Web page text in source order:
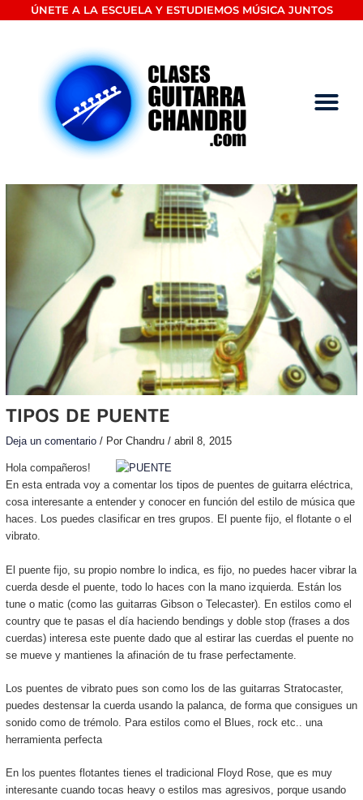
ÚNETE A LA ESCUELA Y ESTUDIEMOS MÚSICA JUNTOS
TIPOS DE PUENTE
Deja un comentario / Por Chandru / abril 8, 2015
Hol a compañeros!
En esta entrada voy a comentar los tipos de puentes de guitarra eléctrica,
cosa interesante a entender y conocer en función del estilo de música que
haces. Los puedes clasificar en tres grupos. El puente fijo, el flotante o el
vibrato.
El puente fijo, su propio nombre lo indica, es fijo, no puedes hacer vibrar la
cuerda desde el puente, todo lo haces con la mano izquierda. Están los
tune o matic (como las guitarras Gibson o Telecaster). En estilos como el
country que te pasas el día haciendo bendings y doble stop (frases a dos
cuerdas) interesa este puente dado que al estirar las cuerdas el puente no
se mueve y mantienes la afinación de tu frase perfectamente.
Los puentes de vibrato pues son como los de las guitarras Stratocaster,
puedes destensar la cuerda usando la palanca, de forma que consigues un
sonido como de trémolo. Para estilos como el Blues, rock etc.. una
herramienta perfecta
En los puentes flotantes tienes el tradicional Floyd Rose, que es muy
interesante cuando tocas heavy o estilos mas agresivos, porque usando